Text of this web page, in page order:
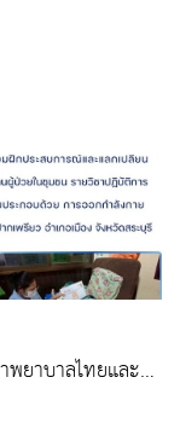
พยาบาลไทยและ